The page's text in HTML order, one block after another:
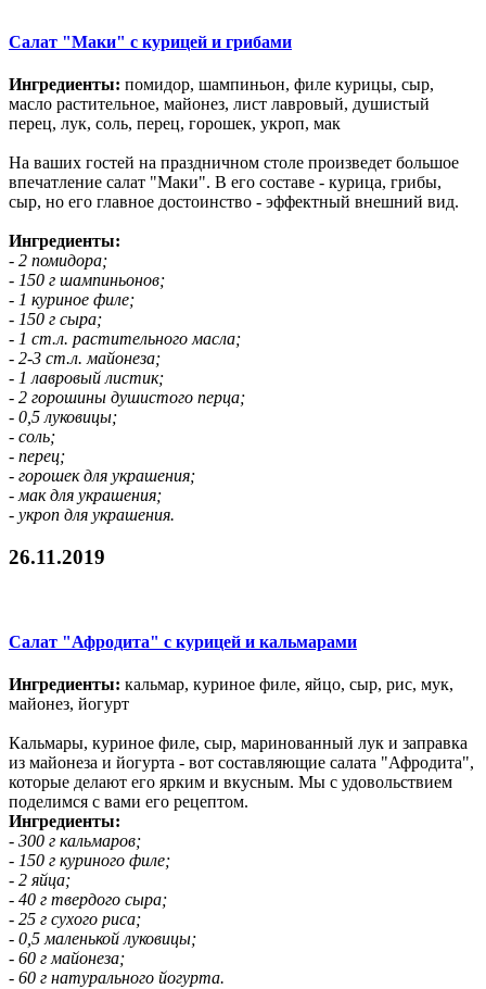
Салат "Маки" с курицей и грибами
Ингредиенты: помидор, шампиньон, филе курицы, сыр,
масло растительное, майонез, лист лавровый, душистый
перец, лук, соль, перец, горошек, укроп, мак
На ваших гостей на праздничном столе произведет большое
впечатление салат "Маки". В его составе - курица, грибы,
сыр, но его главное достоинство - эффектный внешний вид.
Ингредиенты:
- 2 помидора;
- 150 г шампиньонов;
- 1 куриное филе;
- 150 г сыра;
- 1 ст.л. растительного масла;
- 2-3 ст.л. майонеза;
- 1 лавровый листик;
- 2 горошины душистого перца;
- 0,5 луковицы;
- соль;
- перец;
- горошек для украшения;
- мак для украшения;
- укроп для украшения.
26.11.2019
Салат "Афродита" с курицей и кальмарами
Ингредиенты: кальмар, куриное филе, яйцо, сыр, рис, мук,
майонез, йогурт
Кальмары, куриное филе, сыр, маринованный лук и заправка
из майонеза и йогурта - вот составляющие салата "Афродита",
которые делают его ярким и вкусным. Мы с удовольствием
поделимся с вами его рецептом.
Ингредиенты:
- 300 г кальмаров;
- 150 г куриного филе;
- 2 яйца;
- 40 г твердого сыра;
- 25 г сухого риса;
- 0,5 маленькой луковицы;
- 60 г майонеза;
- 60 г натурального йогурта.